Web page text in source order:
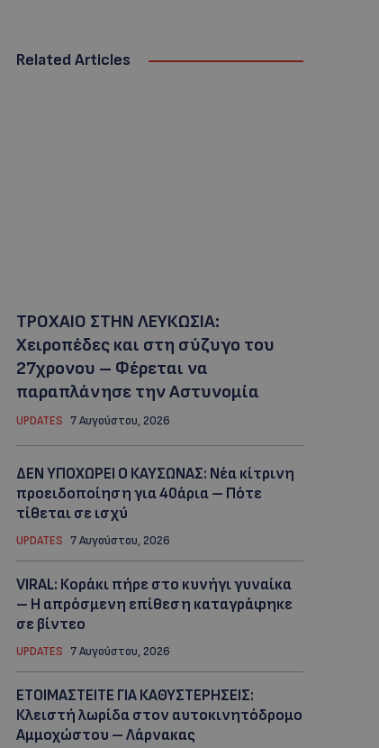
Related Articles
ΤΡΟΧΑΙΟ ΣΤΗΝ ΛΕΥΚΩΣΙΑ:
Χειροπέδες και στη σύζυγο του
27χρονου – Φέρεται να
παραπλάνησε την Αστυνομία
UPDATES 7 Αυγούστου, 2026
ΔΕΝ ΥΠΟΧΩΡΕΙ Ο ΚΑΥΣΩΝΑΣ: Νέα κίτρινη
προειδοποίηση για 40άρια – Πότε
τίθεται σε ισχύ
UPDATES 7 Αυγούστου, 2026
VIRAL: Κοράκι πήρε στο κυνήγι γυναίκα
– Η απρόσμενη επίθεση καταγράφηκε
σε βίντεο
UPDATES 7 Αυγούστου, 2026
ΕΤΟΙΜΑΣΤΕΙΤΕ ΓΙΑ ΚΑΘΥΣΤΕΡΗΣΕΙΣ:
Κλειστή λωρίδα στον αυτοκινητόδρομο
Αμμοχώστου – Λάρνακας